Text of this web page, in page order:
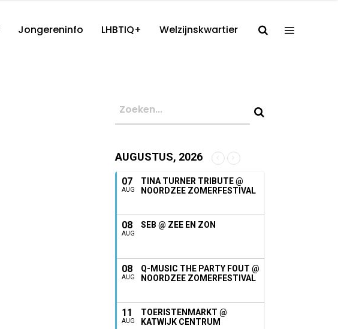
Jongereninfo LHBTIQ+ Welzijnskwartier
AUGUSTUS, 2026
07
AUG
TINA TURNER TRIBUTE @
NOORDZEE ZOMERFESTIVAL
08
AUG
SEB @ ZEE EN ZON
08
AUG
Q-MUSIC THE PARTY FOUT @
NOORDZEE ZOMERFESTIVAL
11
AUG
TOERISTENMARKT @
KATWIJK CENTRUM